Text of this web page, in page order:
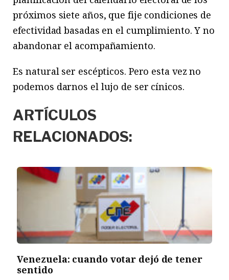
próximos siete años, que fije condiciones de
efectividad basadas en el cumplimiento. Y no
abandonar el acompañamiento.
Es natural ser escépticos. Pero esta vez no
podemos darnos el lujo de ser cínicos.
ARTÍCULOS
RELACIONADOS:
Venezuela: cuando votar dejó de tener
sentido